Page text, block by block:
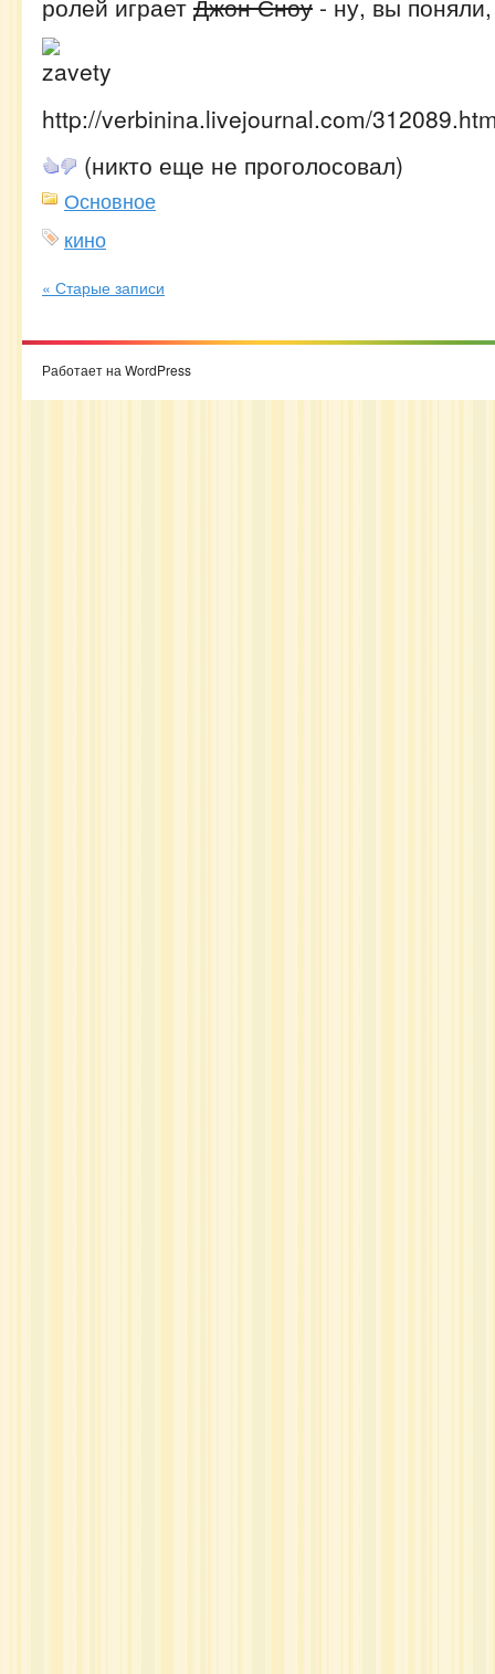
ролей играет Джон Сноу - ну, вы
http://verbinina.livejournal.com/
(никто еще не проголосовал)
Основное
кино
« Старые записи
Работает на WordPress